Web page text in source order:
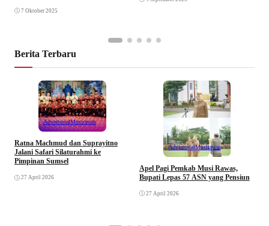
7 Oktober 2025
Berita Terbaru
AdvertorialMusirawas
Ratna Machmud dan Suprayitno
Jalani Safari Silaturahmi ke
Pimpinan Sumsel
27 April 2026
AdvertorialMusirawas
Apel Pagi Pemkab Musi Rawas,
Bupati Lepas 57 ASN yang Pensiun
27 April 2026